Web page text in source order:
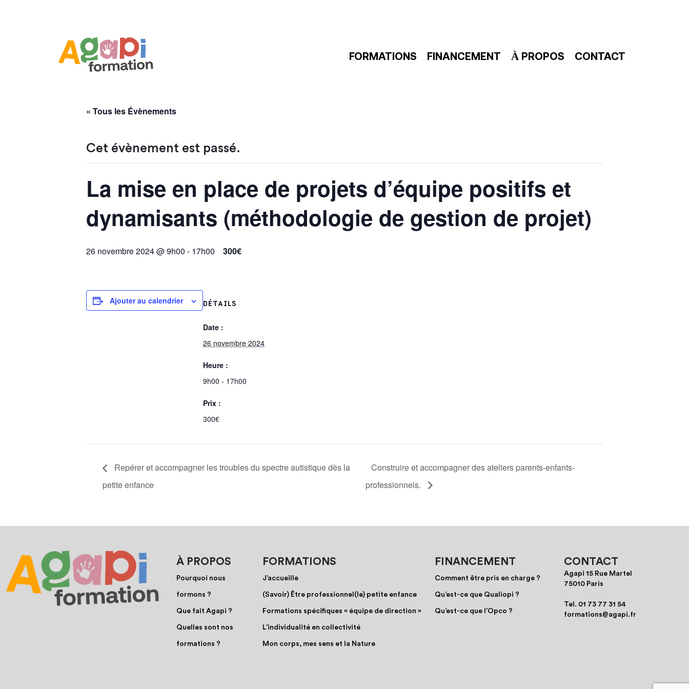
FORMATIONS FINANCEMENT À PROPOS CONTACT
« Tous les Évènements
Cet évènement est passé.
La mise en place de projets d’équipe positifs et
dynamisants (méthodologie de gestion de projet)
26 novembre 2024 @ 9h00 - 17h00 300€
Ajouter au calendrier DÉTAILS
Date :
26 novembre 2024
Heure :
9h00 - 17h00
Prix :
300€
Repérer et accompagner les troubles du spectre autistique dès la
petite enfance
Construire et accompagner des ateliers parents-enfants-
professionnels.
À PROPOS
Pourquoi nous
formons ?
Que fait Agapi ?
Quelles sont nos
formations ?
FORMATIONS
J’accueille
(Savoir) Être professionnel(le) petite enfance
Formations spécifiques « équipe de direction »
L’individualité en collectivité
Mon corps, mes sens et la Nature
FINANCEMENT
Comment être pris en charge ?
Qu’est-ce que Qualiopi ?
Qu’est-ce que l’Opco ?
CONTACT
Agapi 15 Rue Martel
75010 Paris
Tel. 01 73 77 31 54
formations@agapi.fr